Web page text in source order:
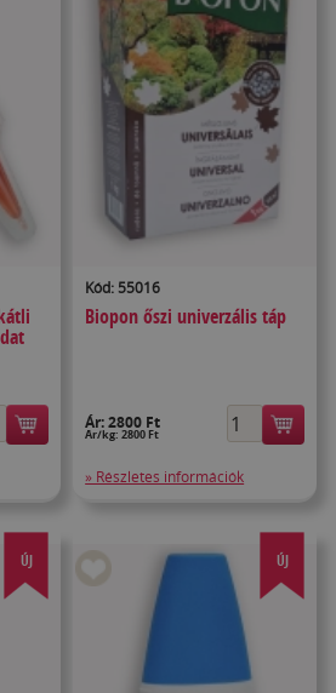
Kód: 55016
Biopon őszi univerzális táp
Ár:2800 Ft
Ár/kg: 2800 Ft
» Részletes információk
ÚJ ÚJ